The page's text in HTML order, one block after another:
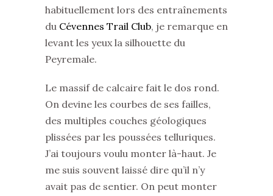
habituellement lors des entraînements
du Cévennes Trail Club, je remarque en
levant les yeux la silhouette du
Peyremale.
Le massif de calcaire fait le dos rond.
On devine les courbes de ses failles,
des multiples couches géologiques
plissées par les poussées telluriques.
J’ai toujours voulu monter là-haut. Je
me suis souvent laissé dire qu’il n’y
avait pas de sentier. On peut monter